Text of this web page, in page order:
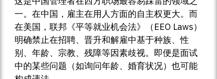
一。在中国，雇主在用人方面的自主权更大。而
在美国，联邦《平等就业机会法》（EEO Laws）
明确禁止在招聘、晋升和解雇中基于种族、性
别、年龄、宗教、残障等因素歧视。即便是面试
中的某些问题（如询问年龄、婚育状况）也可能